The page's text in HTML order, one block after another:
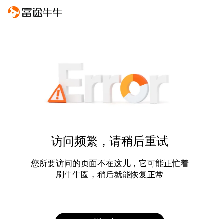
访问频繁，请稍后重试
您所要访问的页面不在这儿，它可能正忙着
刷牛牛圈，稍后就能恢复正常